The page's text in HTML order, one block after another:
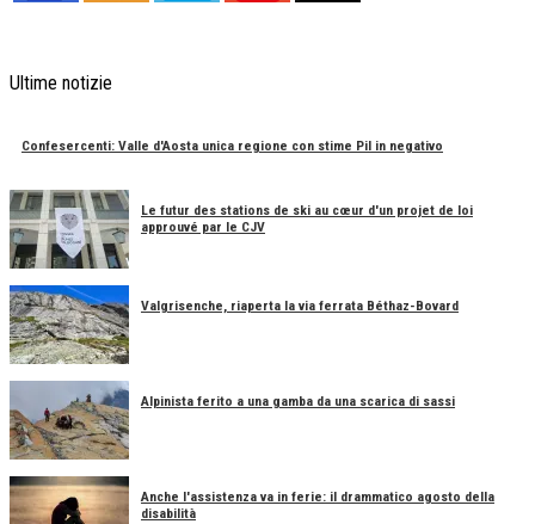
Ultime notizie
Confesercenti: Valle d'Aosta unica regione con stime Pil in negativo
Le futur des stations de ski au cœur d'un projet de loi
approuvé par le CJV
Valgrisenche, riaperta la via ferrata Béthaz-Bovard
Alpinista ferito a una gamba da una scarica di sassi
Anche l'assistenza va in ferie: il drammatico agosto della
disabilità